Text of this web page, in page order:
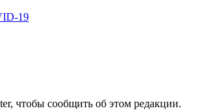
19
чтобы сообщить об этом редакции.